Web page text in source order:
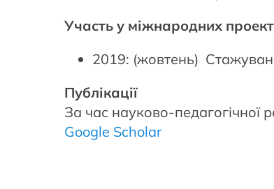
Участь у міжнародних
2019: (жовтень)
Публікації
За час науково-педагогічної
Google Scholar